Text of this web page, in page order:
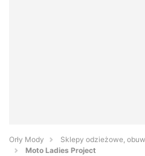
Orły Mody
Sklepy odzieżowe,
Moto Ladies Project